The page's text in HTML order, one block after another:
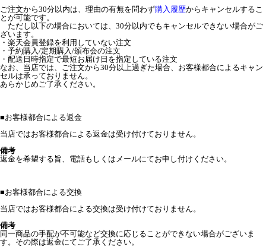
ご注文から30分以内は、理由の有無を問わず購入履歴からキャンセルするこ
とが可能です。
ただし以下の場合においては、30分以内でもキャンセルできない場合がご
ざいます。
・楽天会員登録を利用していない注文
・予約購入/定期購入/頒布会の注文
・配送日時指定で最短お届け日を指定している注文
なお、当店では、ご注文から30分以上過ぎた場合、お客様都合によるキャン
セルは承っておりません。
あらかじめご了承ください。
■お客様都合による返金
当店ではお客様都合による返金は受け付けておりません。
備考
返金を希望する旨、電話もしくはメールにてお申し付けください。
■お客様都合による交換
当店ではお客様都合による交換は受け付けておりません。
備考
同一商品の手配が不可能など交換に応じることができない場合がございま
す。その際は返金にてご了承ください。